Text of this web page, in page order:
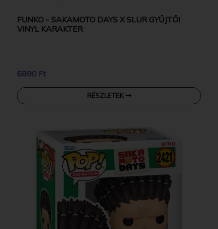
FUNKO - SAKAMOTO DAYS X SLUR GYŰJTŐI
VINYL KARAKTER
6890 Ft
RÉSZLETEK